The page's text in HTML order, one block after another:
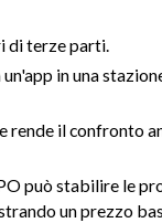
di terze parti.
in una
rende il confronto
può stabilire le
un prezzo